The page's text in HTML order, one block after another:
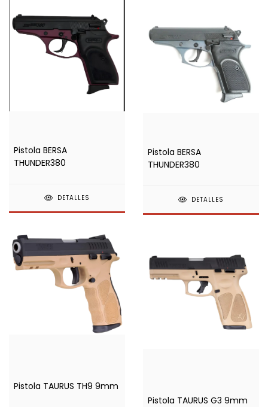
Pistola BERSA
THUNDER380
DETALLES
Pistola BERSA
THUNDER380
DETALLES
Pistola TAURUS TH9 9mm
Pistola TAURUS G3 9mm